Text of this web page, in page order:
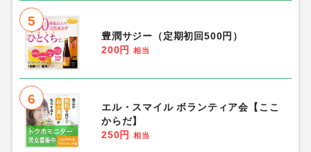
5
豊潤サジー（定期初回500円）
200円
相当
6
エル・スマイル ボランティア会【ここ
からだ】
250円
相当